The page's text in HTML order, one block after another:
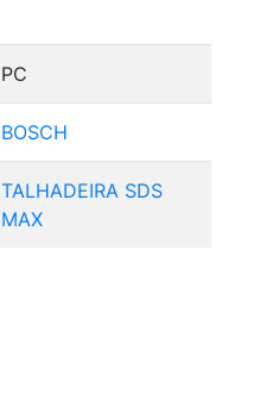
PC
BOSCH
TALHADEIRA SDS
MAX